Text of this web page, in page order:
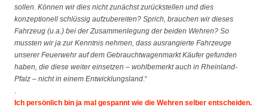
sollen. Können wir dies nicht zunächst zurückstellen und dies
konzeptionell schlüssig aufzubereiten? Sprich, brauchen wir dieses
Fahrzeug (u.a.) bei der Zusammenlegung der beiden Wehren? So
mussten wir ja zur Kenntnis nehmen, dass ausrangierte Fahrzeuge
unserer Feuerwehr auf dem Gebrauchtwagenmarkt Käufer gefunden
haben, die diese weiter einsetzen – wohlbemerkt auch in Rheinland-
Pfalz – nicht in einem Entwicklungsland.“
.
Ich persönlich bin ja mal gespannt wie die Wehren selber entscheiden.